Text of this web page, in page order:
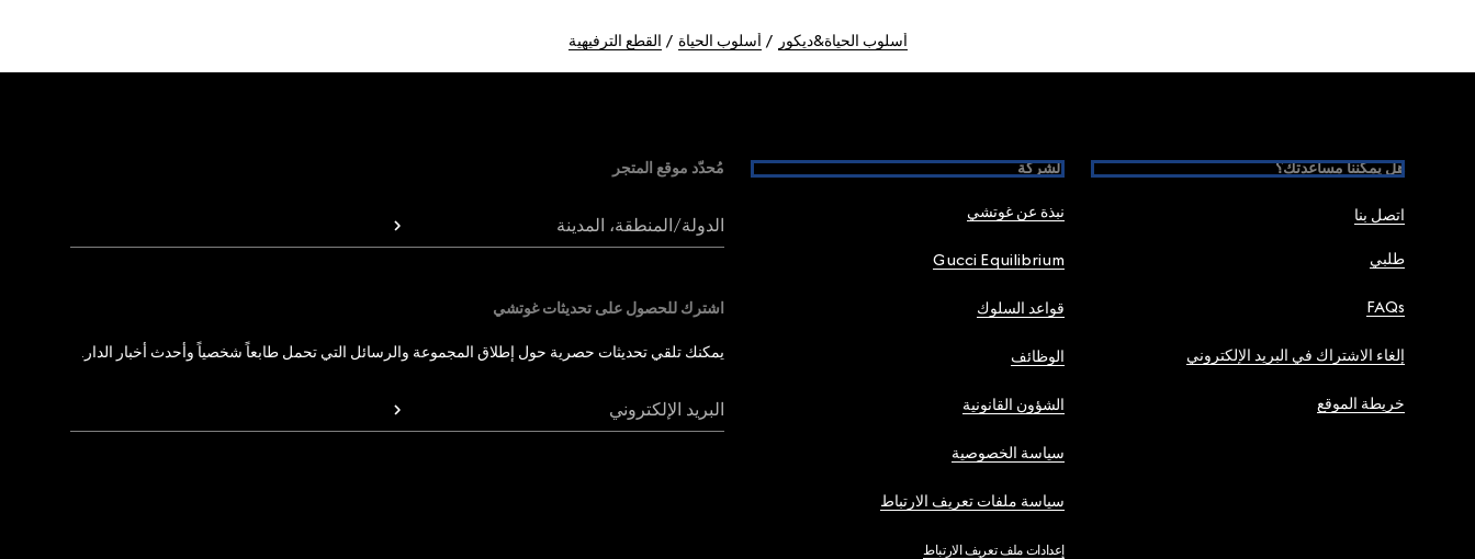
أسلوب الحياة&ديكور أسلوب الحياة القطع الترفيهية
هل يمكننا مساعدتك؟
اتصل بنا
طلبي
FAQs
إلغاء الاشتراك في البريد الإلكتروني
خريطة الموقع
الشركة
نبذة عن غوتشي
Gucci Equilibrium
قواعد السلوك
الوظائف
الشؤون القانونية
سياسة الخصوصية
سياسة ملفات تعريف الارتباط
إعدادات ملف تعريف الارتباط
مُحدّد موقع المتجر
الدولة/المنطقة، المدينة
اشترك للحصول على تحديثات غوتشي
يمكنك تلقي تحديثات حصرية حول إطلاق المجموعة والرسائل التي تحمل طابعاً شخصياً وأحدث أخبار الدار.
البريد الإلكتروني